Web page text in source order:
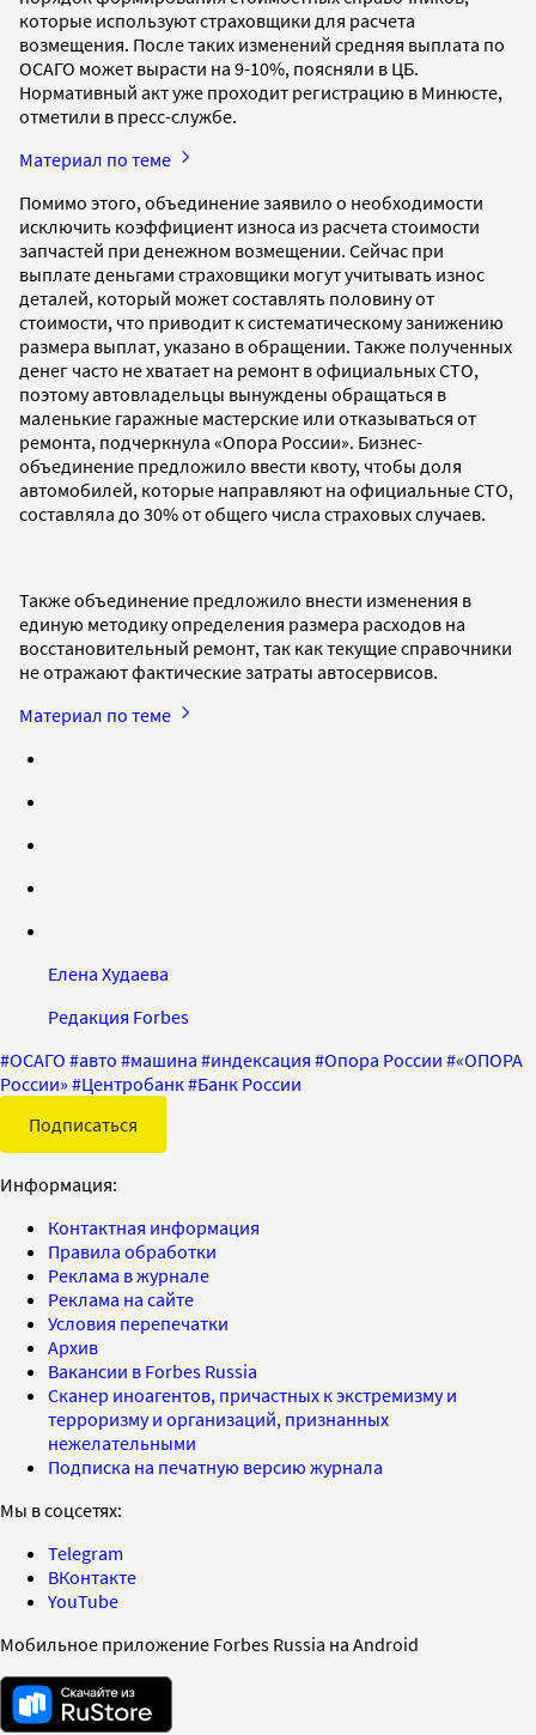
которые используют страховщики для расчета
возмещения. После таких изменений средняя выплата по
ОСАГО может вырасти на 9-10%, поясняли в ЦБ.
Нормативный акт уже проходит регистрацию в Минюсте,
отметили в пресс-службе.
Материал по теме
Помимо этого, объединение заявило о необходимости
исключить коэффициент износа из расчета стоимости
запчастей при денежном возмещении. Сейчас при
выплате деньгами страховщики могут учитывать износ
деталей, который может составлять половину от
стоимости, что приводит к систематическому занижению
размера выплат, указано в обращении. Также полученных
денег часто не хватает на ремонт в официальных СТО,
поэтому автовладельцы вынуждены обращаться в
маленькие гаражные мастерские или отказываться от
ремонта, подчеркнула «Опора России». Бизнес-
объединение предложило ввести квоту, чтобы доля
автомобилей, которые направляют на официальные СТО,
составляла до 30% от общего числа страховых случаев.
Также объединение предложило внести изменения в
единую методику определения размера расходов на
восстановительный ремонт, так как текущие справочники
не отражают фактические затраты автосервисов.
Материал по теме
Елена Худаева
Редакция Forbes
#ОСАГО #авто #машина #индексация #Опора России #«ОПОРА
России» #Центробанк#Банк России
Подписаться
Информация:
Контактная информация
Правила обработки
Реклама в журнале
Реклама на сайте
Условия перепечатки
Архив
Вакансии в Forbes Russia
Сканер иноагентов, причастных к экстремизму и
терроризму и организаций, признанных
нежелательными
Подписка на печатную версию журнала
Мы в соцсетях:
Telegram
ВКонтакте
YouTube
Мобильное приложение Forbes Russia на Android